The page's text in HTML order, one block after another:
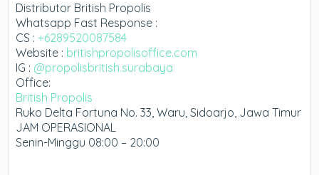
Distributor British Propolis
Whatsapp Fast Response :
CS : +6289520087584
Website : britishpropolisoffice.com
IG : @propolisbritish.surabaya
Office:
British Propolis
Ruko Delta Fortuna No. 33, Waru, Sidoarjo, Jawa Timur
JAM OPERASIONAL
Senin-Minggu 08:00 – 20:00